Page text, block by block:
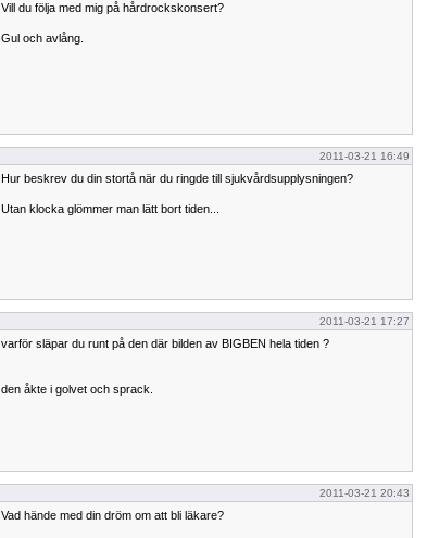
Vill du följa med mig på hårdrockskonsert?
Gul och avlång.
2011-03-21 16:49
Hur beskrev du din stortå när du ringde till sjukvårdsupplysningen?
Utan klocka glömmer man lätt bort tiden...
2011-03-21 17:27
varför släpar du runt på den där bilden av BIGBEN hela tiden ?
den åkte i golvet och sprack.
2011-03-21 20:43
Vad hände med din dröm om att bli läkare?